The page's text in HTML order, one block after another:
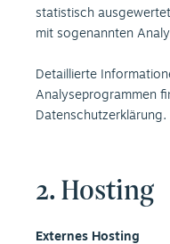
statistisch
mit sogenannten
Detaillierte
Analyseprogrammen
Datenschutzerklärung.
2. Hosting
Externes Hosting